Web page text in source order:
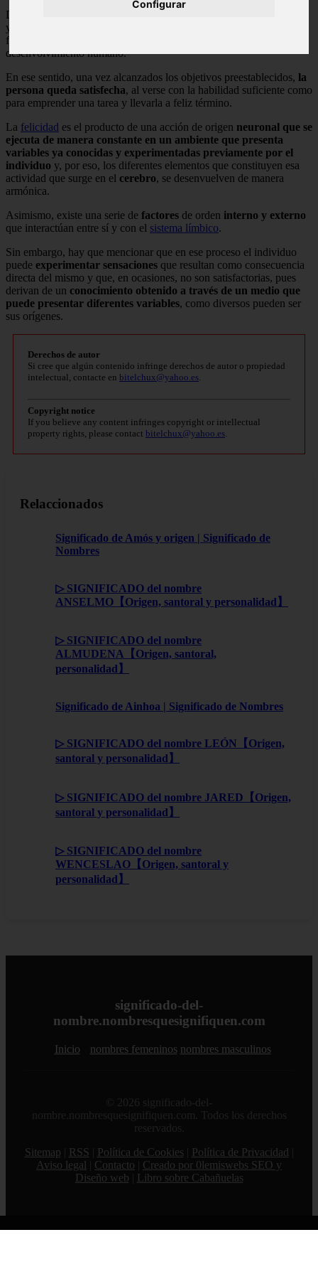
Configurar
Debido a que aquel que se
y cumplirla de manera cabal y satisfactoria, se deduce que la
felicidad es una condición que incide positivamente en el
desenvolvimiento humano.
En ese sentido, una vez alcanzados los objetivos preestablecidos, la
persona queda satisfecha, al verse con la habilidad suficiente como
para emprender una tarea y llevarla a feliz término.
La felicidad es el producto de una acción de origen neuronal que se
ejecuta de manera constante en un ambiente que presenta
variables ya conocidas y experimentadas previamente por el
individuo y, por eso, los diferentes elementos que constituyen esa
actividad que surge en el cerebro, se desenvuelven de manera
armónica.
Asimismo, existe una serie de factores de orden interno y externo
que interactúan entre sí y con el sistema límbico.
Sin embargo, hay que mencionar que en ese proceso el individuo
puede experimentar sensaciones que resultan como consecuencia
directa del mismo y que, en ocasiones, no son satisfactorias, pues
derivan de un conocimiento obtenido a través de un medio que
puede presentar diferentes variables, como diversos pueden ser
sus orígenes.
Derechos de autor
Si cree que algún contenido infringe derechos de autor o propiedad
intelectual, contacte en bitelchux@yahoo.es
Copyright notice
If you believe any content infringes copyright or intellectual
property rights, please contact bitelchux@yahoo.es
Relaccionados
Significado de Amós y origen | Significado de
Nombres
▷ SIGNIFICADO del nombre
ANSELMO【Origen, santoral y personalidad】
▷ SIGNIFICADO del nombre
ALMUDENA【Origen, santoral,
personalidad】
Significado de Ainhoa | Significado de Nombres
▷ SIGNIFICADO del nombre LEÓN【Origen,
santoral y personalidad】
▷ SIGNIFICADO del nombre JARED【Origen,
santoral y personalidad】
▷ SIGNIFICADO del nombre
WENCESLAO【Origen, santoral y
personalidad】
significado-del-
nombre.nombresquesignifiquen.com
Inicio nombres femeninos nombres masculinos
© 2026 significado-del-
nombre.nombresquesignifiquen.com. Todos los derechos
reservados.
Sitemap
RSS Política de Cookies Política de Privacidad
Aviso legal
Contacto
Creado por 0lemiswebs SEO y
Diseño web
Libro sobre Cabañuelas